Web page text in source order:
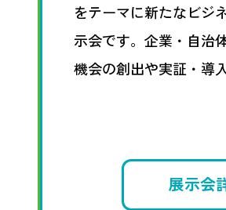
をテーマに新たなビジ
示会です。企業・自治
機会の創出や実証・導
展示会